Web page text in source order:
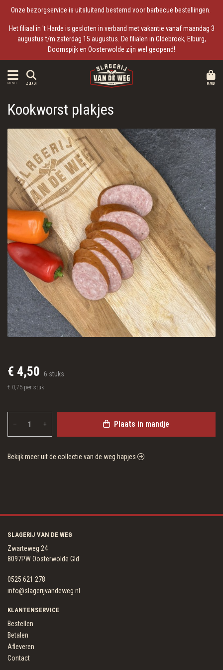
Onze bezorgservice is uitsluitend bestemd voor barbecue bestellingen.
Het filiaal in 't Harde is gesloten in verband met vakantie vanaf maandag 3
augustus t/m zaterdag 15 augustus. De filialen in Oldebroek, Elburg,
Doornspijk en Oosterwolde zijn wel geopend!
MENU ZOEKEN MAND
Kookworst plakjes
€ 4,50 6 stuks
€ 0,75 per stuk
– + Plaats in mandje
Bekijk meer uit de collectie van de weg hapjes
SLAGERIJ VAN DE WEG
Zwarteweg 24
8097PW Oosterwolde Gld
0525 621 278
info@slagerijvandeweg.nl
KLANTENSERVICE
Bestellen
Betalen
Afleveren
Contact